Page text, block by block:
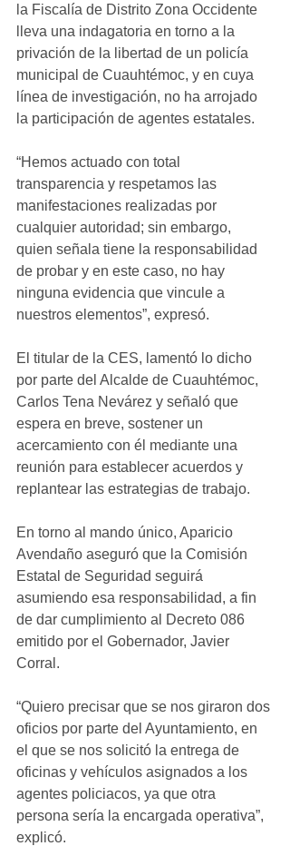
la Fiscalía de Distrito Zona Occidente
lleva una indagatoria en torno a la
privación de la libertad de un policía
municipal de Cuauhtémoc, y en cuya
línea de investigación, no ha arrojado
la participación de agentes estatales.
“Hemos actuado con total
transparencia y respetamos las
manifestaciones realizadas por
cualquier autoridad; sin embargo,
quien señala tiene la responsabilidad
de probar y en este caso, no hay
ninguna evidencia que vincule a
nuestros elementos”, expresó.
El titular de la CES, lamentó lo dicho
por parte del Alcalde de Cuauhtémoc,
Carlos Tena Nevárez y señaló que
espera en breve, sostener un
acercamiento con él mediante una
reunión para establecer acuerdos y
replantear las estrategias de trabajo.
En torno al mando único, Aparicio
Avendaño aseguró que la Comisión
Estatal de Seguridad seguirá
asumiendo esa responsabilidad, a fin
de dar cumplimiento al Decreto 086
emitido por el Gobernador, Javier
Corral.
“Quiero precisar que se nos giraron dos
oficios por parte del Ayuntamiento, en
el que se nos solicitó la entrega de
oficinas y vehículos asignados a los
agentes policiacos, ya que otra
persona sería la encargada operativa”,
explicó.